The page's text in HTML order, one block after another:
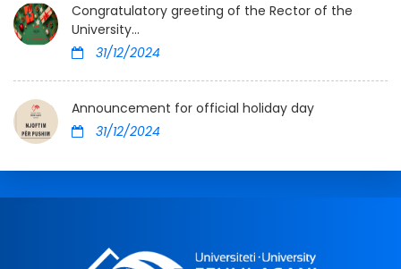
Congratulatory greeting of the Rector of the
University...
31/12/2024
Announcement for official holiday day
31/12/2024